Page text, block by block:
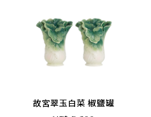
故宮翠玉白菜 椒鹽罐